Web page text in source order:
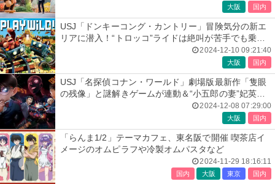
大阪 国内
USJ「ドンキーコング・カントリー」冒険気分の新エ
リアに潜入！“トロッコ”ライドは絶叫が苦手でも乗れ
2024-12-10 09:21:40
大阪 国内
USJ「名探偵コナン・ワールド」劇場版最新作「隻眼
の残像」と謎解きゲームが連動＆“小五郎の妻”妃英理
2024-12-08 07:29:00
大阪 国内
「らんま1/2」テーマカフェ、東名阪で開催 喫茶店イ
メージのオムピラフや冷製オムパスタなど
2024-11-29 18:16:11
国内 大阪 東京 国内